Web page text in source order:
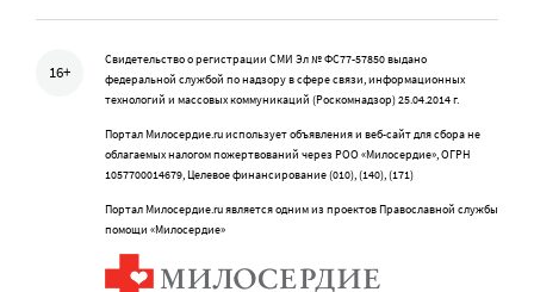
16+
Свидетельство о регистрации СМИ Эл № ФС77-57850 выдано
федеральной службой по надзору в сфере связи, информационных
технологий и массовых коммуникаций (Роскомнадзор) 25.04.2014 г.
Портал Милосердие.ru использует объявления и веб-сайт для сбора не
облагаемых налогом пожертвований через РОО «Милосердие», ОГРН
1057700014679, Целевое финансирование (010), (140), (171)
Портал Милосердие.ru является одним из проектов Православной службы
помощи «Милосердие»